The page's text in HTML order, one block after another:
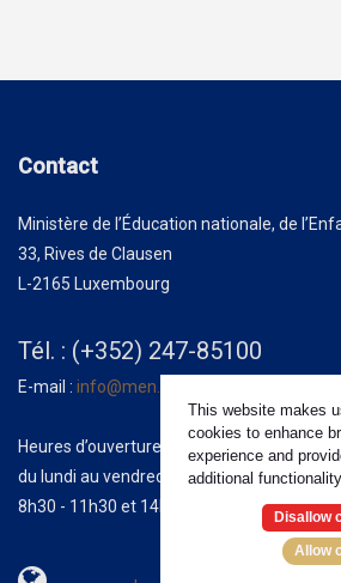
Contact
Ministère de l’Éducation nationale, de
33, Rives de Clausen
L-2165 Luxembourg
Tél. : (+352) 247-85100
E-mail : info@men.lu
Heures d’ouverture :
du lundi au vendredi
8h30 - 11h30 et 14h00 - 17h00
This website makes
cookies to enhance
experience and
additional
Disallow
Allow